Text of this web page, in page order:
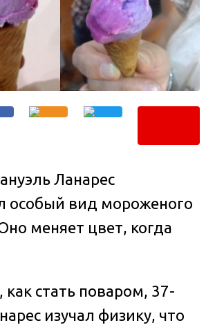
Ланарес
особый вид мороженого
меняет цвет, когда
стать поваром, 37-
изучал физику, что